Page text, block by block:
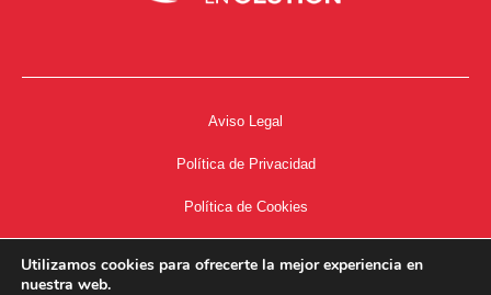
Aviso Legal
Política de Privacidad
Política de Cookies
Utilizamos cookies para ofrecerte la mejor experiencia en
nuestra web.